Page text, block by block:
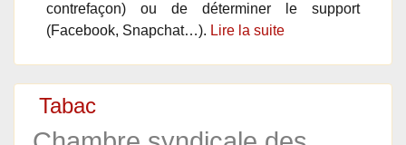
contrefaçon) ou de déterminer le support
(Facebook, Snapchat…). Lire la suite
Tabac